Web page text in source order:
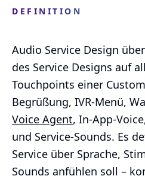
DEFINITION
Audio Service Design
des Service Designs auf
Touchpoints einer
Begrüßung, IVR-Menü,
Voice Agent, In-App-
und Service-Sounds. Es
Service über Sprache,
Sounds anfühlen soll –